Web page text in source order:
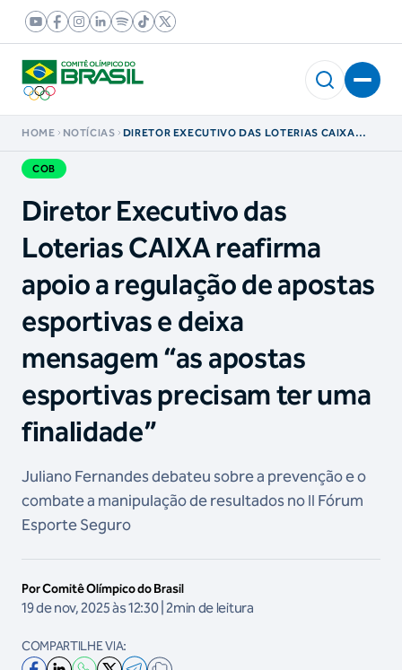
HOME NOTÍCIAS
DIRETOR EXECUTIVO DAS LOTERIAS CAIXA
COB
Diretor Executivo das
Loterias CAIXA reafirma
apoio a regulação de apostas
esportivas e deixa
mensagem “as apostas
esportivas precisam ter uma
finalidade”
Juliano Fernandes debateu sobre a prevenção e o
combate a manipulação de resultados no II Fórum
Esporte Seguro
Por Comitê Olímpico do Brasil
19 de nov, 2025 às 12:30 | 2min de leitura
COMPARTILHE VIA: